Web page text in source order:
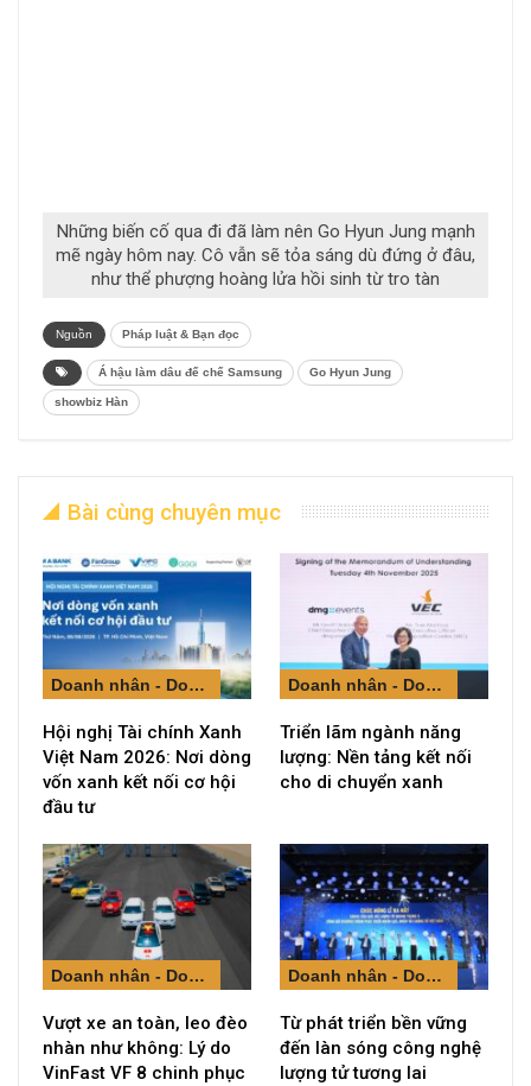
Những biến cố qua đi đã làm nên Go Hyun Jung mạnh
mẽ ngày hôm nay. Cô vẫn sẽ tỏa sáng dù đứng ở đâu,
như thể phượng hoàng lửa hồi sinh từ tro tàn
Nguồn Pháp luật & Bạn đọc
Á hậu làm dâu đế chế Samsung Go Hyun Jung
showbiz Hàn
Bài cùng chuyên mục
Doanh nhân - Doanh nghiệp
Hội nghị Tài chính Xanh
Việt Nam 2026: Nơi dòng
vốn xanh kết nối cơ hội
đầu tư
Doanh nhân - Doanh nghiệp
Triển lãm ngành năng
lượng: Nền tảng kết nối
cho di chuyển xanh
Doanh nhân - Doanh nghiệp
Vượt xe an toàn, leo đèo
nhàn như không: Lý do
VinFast VF 8 chinh phục
Doanh nhân - Doanh nghiệp
Từ phát triển bền vững
đến làn sóng công nghệ
lượng tử tương lai